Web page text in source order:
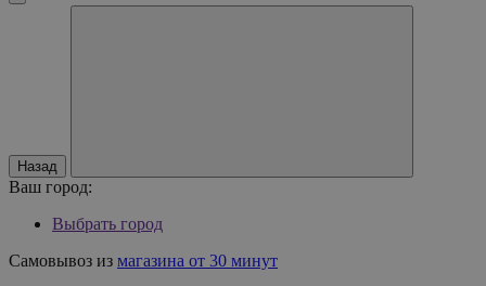
Назад
Ваш город:
Выбрать город
Самовывоз из магазина от 30 минут